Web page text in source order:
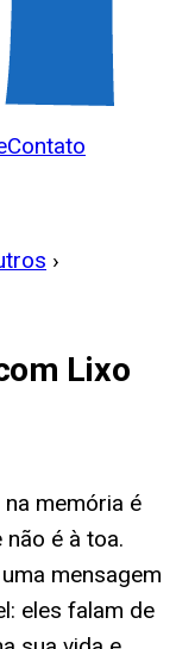
Contato
›
Lixo
memória é
é à toa.
mensagem
eles falam de